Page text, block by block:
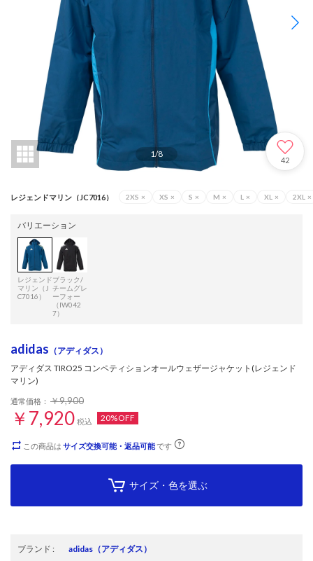
1/8
42
レジェンドマリン（JC7016） 2XS × XS × S × M × L × XL × 2XL ×
バリエーション
レジェンド
マリン（J
C7016）
ブラック/
チームグレ
ーフォー
（IW042
7）
adidas （アディダス）
アディダス TIRO25 コンペティションオールウェザージャケット(レジェンド
マリン)
通常価格： ￥9,900
￥7,920 税込 20%OFF
この商品は サイズ交換可能・返品可能です
サイズ・色を選ぶ
ブランド : adidas （アディダス）